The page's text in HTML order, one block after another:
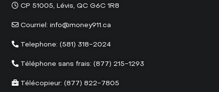
CP 51005, Lévis, QC G6C 1R8
Courriel: info@money911.ca
Telephone: (581) 318-2024
Téléphone sans frais: (877) 215-1293
Télécopieur: (877) 822-7805